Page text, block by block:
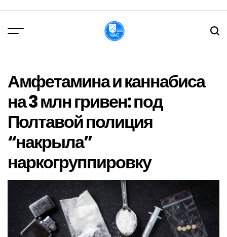
вмісту
Амфетамина и каннабиса
на 3 млн гривен: под
Полтавой полиция
“накрыла”
наркогруппировку